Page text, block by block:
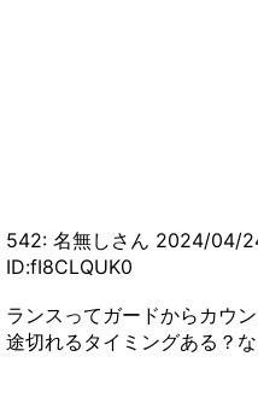
542: 名無しさん 2024/04/
ID:fI8CLQUK0
ランスってガードからカウ
途切れるタイミングある？